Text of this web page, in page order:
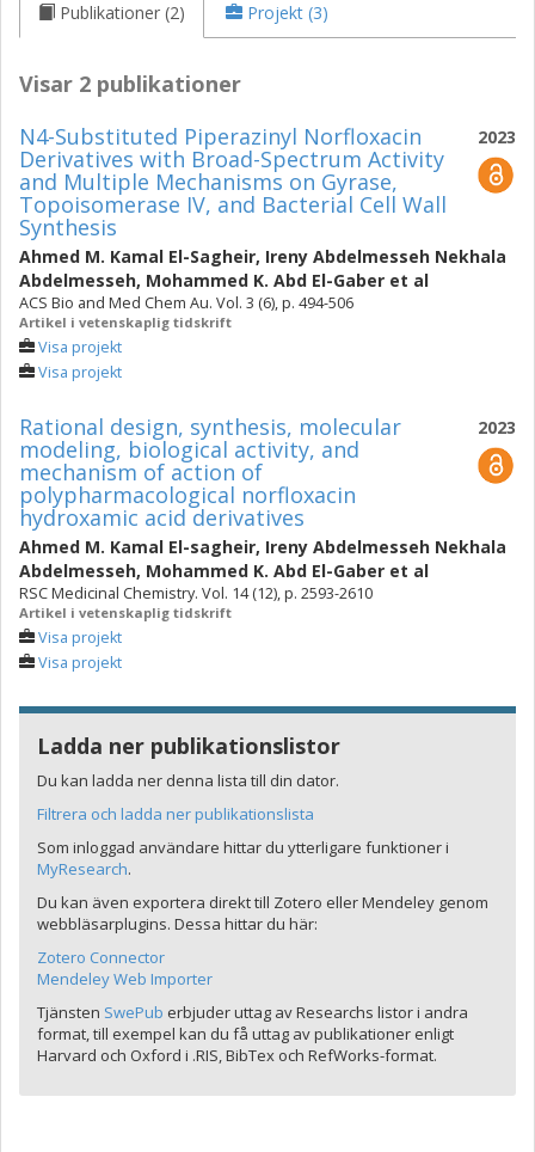
Publikationer (2) Projekt (3)
Visar 2 publikationer
2023
N4-Substituted Piperazinyl Norfloxacin
Derivatives with Broad-Spectrum Activity
and Multiple Mechanisms on Gyrase,
Topoisomerase IV, and Bacterial Cell Wall
Synthesis
Ahmed M. Kamal El-Sagheir, Ireny Abdelmesseh Nekhala
Abdelmesseh, Mohammed K. Abd El-Gaber et al
ACS Bio and Med Chem Au. Vol. 3 (6), p. 494-506
Artikel i vetenskaplig tidskrift
Visa projekt
Visa projekt
2023
Rational design, synthesis, molecular
modeling, biological activity, and
mechanism of action of
polypharmacological norfloxacin
hydroxamic acid derivatives
Ahmed M. Kamal El-sagheir, Ireny Abdelmesseh Nekhala
Abdelmesseh, Mohammed K. Abd El-Gaber et al
RSC Medicinal Chemistry. Vol. 14 (12), p. 2593-2610
Artikel i vetenskaplig tidskrift
Visa projekt
Visa projekt
Ladda ner publikationslistor
Du kan ladda ner denna lista till din dator.
Filtrera och ladda ner publikationslista
Som inloggad användare hittar du ytterligare funktioner i
MyResearch.
Du kan även exportera direkt till Zotero eller Mendeley genom
webbläsarplugins. Dessa hittar du här:
Zotero Connector
Mendeley Web Importer
Tjänsten SwePub erbjuder uttag av Researchs listor i andra
format, till exempel kan du få uttag av publikationer enligt
Harvard och Oxford i .RIS, BibTex och RefWorks-format.